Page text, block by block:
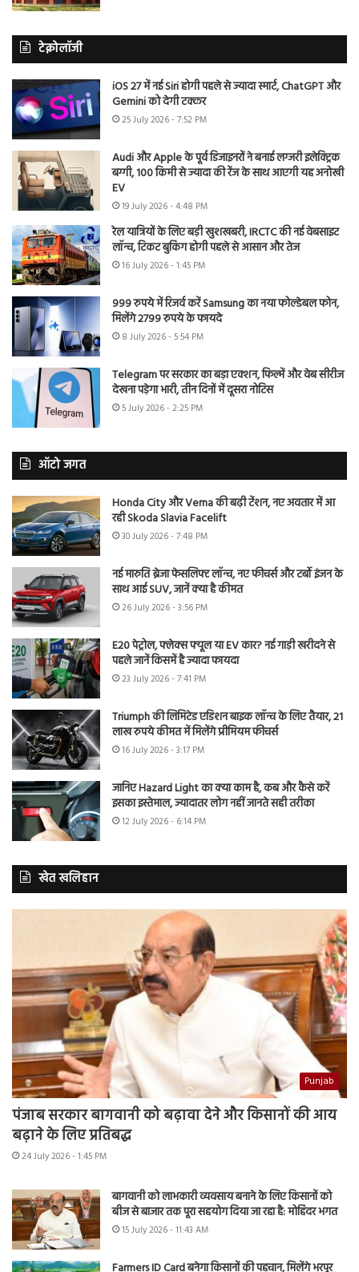
टेक्नोलॉजी
iOS 27 में नई Siri होगी पहले से ज्यादा स्मार्ट, ChatGPT और
Gemini को देगी टक्कर
25 July 2026 - 7:52 PM
Audi और Apple के पूर्व डिजाइनरों ने बनाई लग्जरी इलेक्ट्रिक
बग्गी, 100 किमी से ज्यादा की रेंज के साथ आएगी यह अनोखी
EV
19 July 2026 - 4:48 PM
रेल यात्रियों के लिए बड़ी खुशखबरी, IRCTC की नई वेबसाइट
लॉन्च, टिकट बुकिंग होगी पहले से आसान और तेज
16 July 2026 - 1:45 PM
999 रुपये में रिजर्व करें Samsung का नया फोल्डेबल फोन,
मिलेंगे 2799 रुपये के फायदे
8 July 2026 - 5:54 PM
Telegram पर सरकार का बड़ा एक्शन, फिल्में और वेब सीरीज
देखना पड़ेगा भारी, तीन दिनों में दूसरा नोटिस
5 July 2026 - 2:25 PM
ऑटो जगत
Honda City और Verna की बढ़ी टेंशन, नए अवतार में आ
रही Skoda Slavia Facelift
30 July 2026 - 7:48 PM
नई मारुति ब्रेजा फेसलिफ्ट लॉन्च, नए फीचर्स और टर्बो इंजन के
साथ आई SUV, जानें क्या है कीमत
26 July 2026 - 3:56 PM
E20 पेट्रोल, फ्लेक्स फ्यूल या EV कार? नई गाड़ी खरीदने से
पहले जानें किसमें है ज्यादा फायदा
23 July 2026 - 7:41 PM
Triumph की लिमिटेड एडिशन बाइक लॉन्च के लिए तैयार, 21
लाख रुपये कीमत में मिलेंगे प्रीमियम फीचर्स
16 July 2026 - 3:17 PM
जानिए Hazard Light का क्या काम है, कब और कैसे करें
इसका इस्तेमाल, ज्यादातर लोग नहीं जानते सही तरीका
12 July 2026 - 6:14 PM
खेत खलिहान
Punjab
पंजाब सरकार बागवानी को बढ़ावा देने और किसानों की आय
बढ़ाने के लिए प्रतिबद्ध
24 July 2026 - 1:45 PM
बागवानी को लाभकारी व्यवसाय बनाने के लिए किसानों को
बीज से बाजार तक पूरा सहयोग दिया जा रहा है: मोहिंदर भगत
15 July 2026 - 11:43 AM
Farmers ID Card बनेगा किसानों की पहचान, मिलेंगे भरपूर